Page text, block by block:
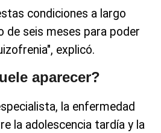
condiciones a largo
de seis meses para poder
explicó.
aparecer?
la enfermedad
la adolescencia tardía y la